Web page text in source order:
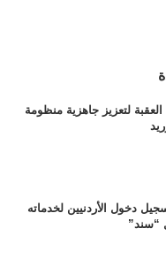
لتعزيز جاهزية منظومة
دخول الأردنيين لخدماته
“سند”